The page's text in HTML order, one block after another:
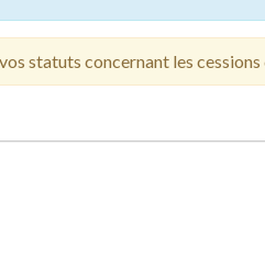
statuts concernant les